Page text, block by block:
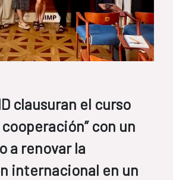
clausuran el curso
con un
a renovar la
internacional en un